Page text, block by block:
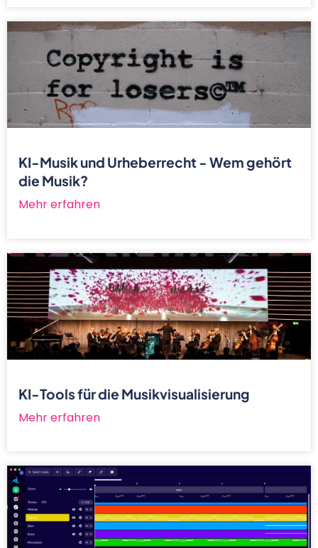
KI-Musik und Urheberrecht - Wem gehört
die Musik?
Mehr erfahren
KI-Tools für die Musikvisualisierung
Mehr erfahren